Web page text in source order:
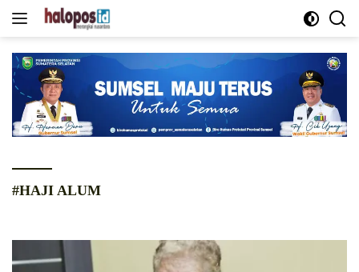
Langsung
#HAJI ALUM